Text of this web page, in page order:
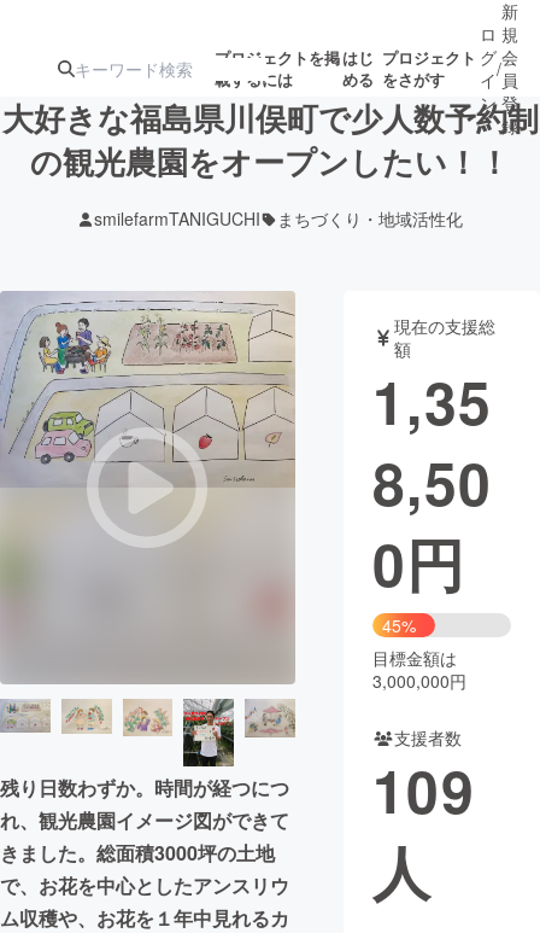
プロジェクトを掲
載するには
はじ
める
プロジェクト
をさがす
ターン
ジェクト
募集終了が近いプ
ロジェクト
もうすぐ公開
されます
アート・写真 音楽
テクノロジー・ガジェット ゲーム・サ
映像・映画
ビジネス・起業
CAMPFIRE Creation
CAMPFIREふるさと納税machi-ya コミュニティ
ロ
グ
イ
ン
/
新
規
会
員
登
録
大好きな福島県川俣町で少人数予約制
の観光農園をオープンしたい！！
smilefarmTANIGUCHI まちづくり・地域活性化
残り日数わずか。時間が経つにつ
れ、観光農園イメージ図ができて
きました。総面積3000坪の土地
で、お花を中心としたアンスリウ
ム収穫や、お花を１年中見れるカ
現在の支援総
額
1,35
8,50
0円
45%
目標金額は
3,000,000円
支援者数
109
人